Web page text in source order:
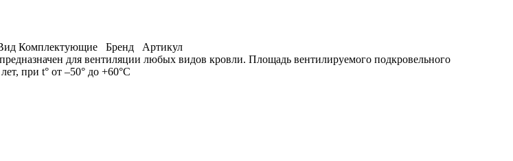
Комплектующие Бренд
Артикул
для вентиляции любых видов кровли. Площадь вентилируемого подкровельного
при t° от –50° до +60°С